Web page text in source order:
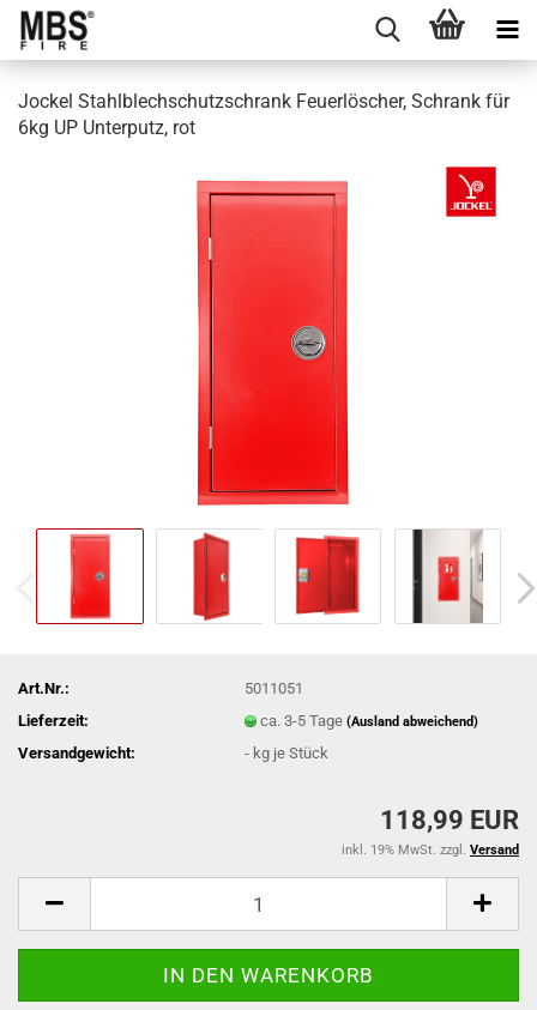
Jockel Stahlblechschutzschrank Feuerlöscher, Schrank für
6kg UP Unterputz, rot
Art.Nr.:
5011051
Lieferzeit:
ca. 3-5 Tage(Ausland abweichend)
Versandgewicht: - kg je Stück
118,99 EUR
inkl. 19% MwSt. zzgl. Versand